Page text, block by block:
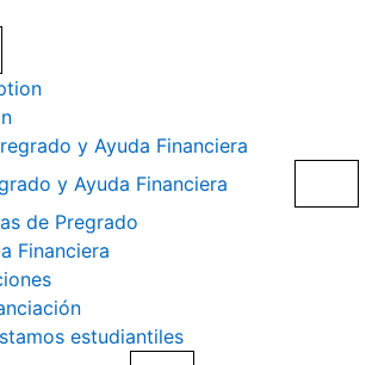
y Ayuda Financiera
y Ayuda Financiera
de Pregrado
Financiera
estudiantiles